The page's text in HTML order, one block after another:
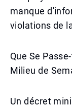
manque
violations de
Que Se
Milieu de
Un décret